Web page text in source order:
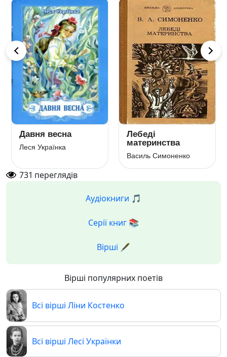
Давня весна
Леся Українка
Лебеді
материнства
Василь Симоненко
731 переглядів
Аудіокниги 🎵
Серії книг 📚
Вірші 🖋️
Вірші популярних поетів
Всі вірші Ліни Костенко
Всі вірші Лесі Українки